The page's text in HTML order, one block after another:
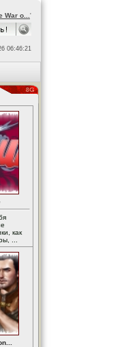
War o... '
06:46:21
как
...